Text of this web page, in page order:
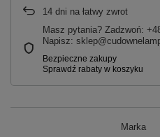
14 dni na łatwy zwrot
Masz pytania? Zadzwoń:
Napisz:
Marka